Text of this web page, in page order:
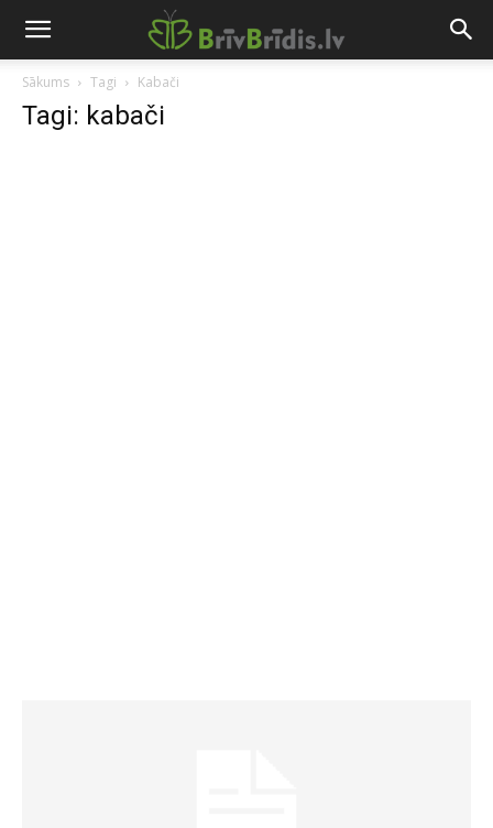
Sākums Tagi Kabači
Tagi: kabači